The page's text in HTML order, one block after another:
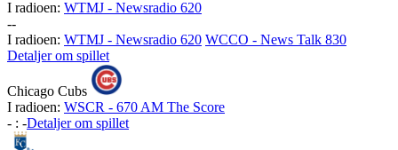
I radioen: WTMJ - Newsradio 620
--
I radioen: WTMJ - Newsradio 620 WCCO - News Talk 830
Detaljer om spillet
Chicago Cubs
I radioen: WSCR - 670 AM The Score
- : -Detaljer om spillet